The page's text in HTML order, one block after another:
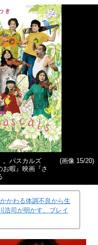
。パスカルズ
お暇』映画『さ
(画像 15/20)
かわる体調不良から生
浩司が明かす、ブレイ